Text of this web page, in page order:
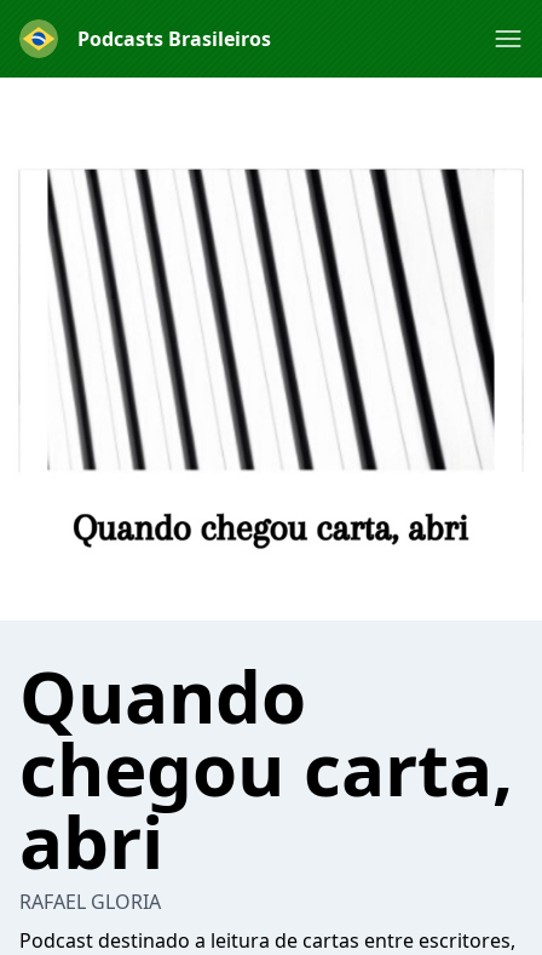
Podcasts Brasileiros
Quando
chegou carta,
abri
RAFAEL GLORIA
Podcast destinado a leitura de cartas entre escritores,